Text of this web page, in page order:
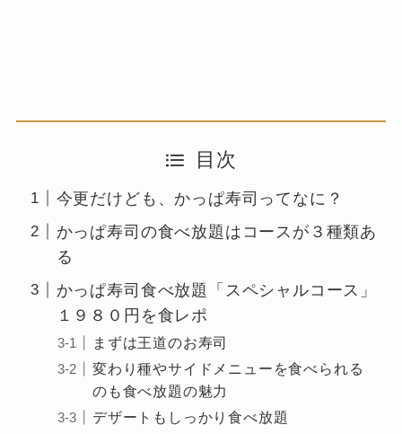
目次
今更だけども、かっぱ寿司ってなに？
かっぱ寿司の食べ放題はコースが３種類あ
る
かっぱ寿司食べ放題「スペシャルコース」
１９８０円を食レポ
まずは王道のお寿司
変わり種やサイドメニューを食べられる
のも食べ放題の魅力
デザートもしっかり食べ放題